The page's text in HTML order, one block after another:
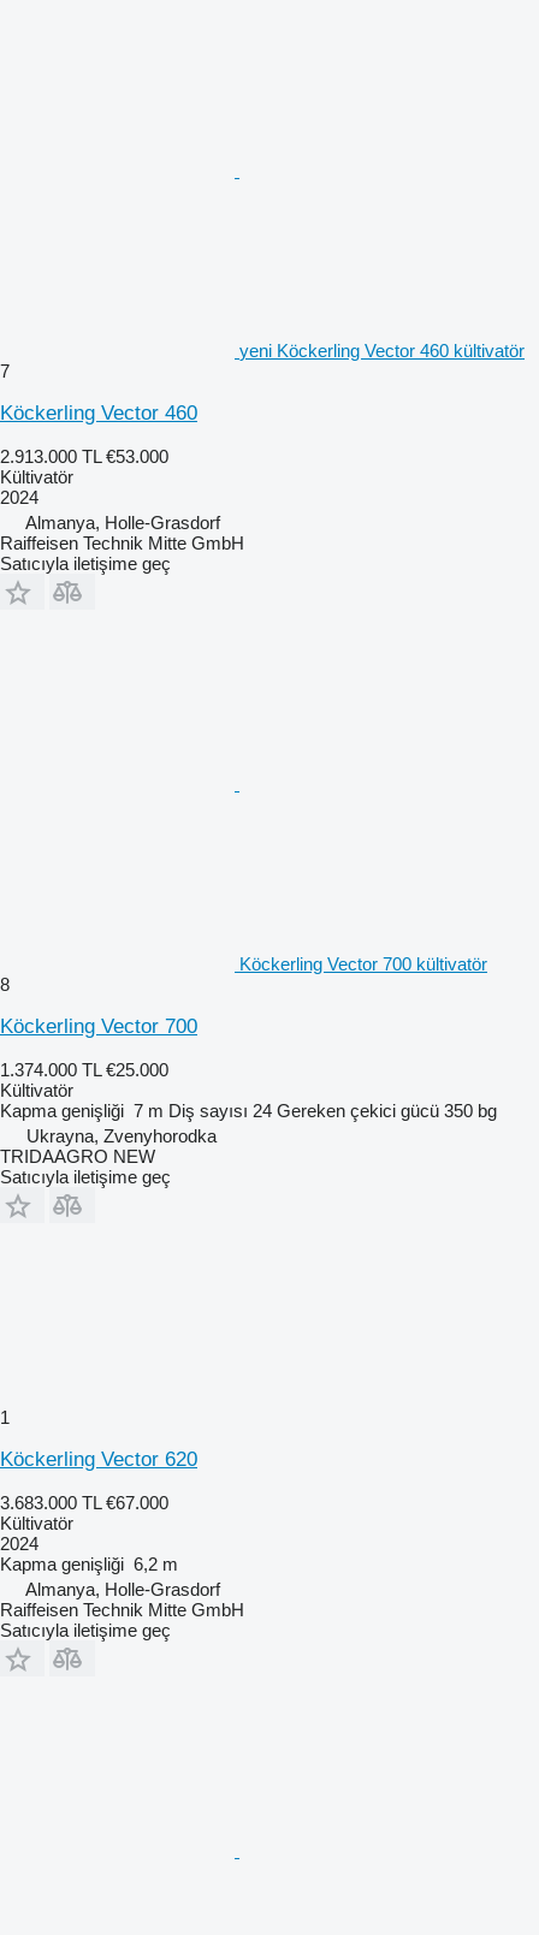
yeni Köckerling Vector 460 kültivatör
7
Köckerling Vector 460
2.913.000 TL €53.000
Kültivatör
2024
Almanya, Holle-Grasdorf
Raiffeisen Technik Mitte GmbH
Satıcıyla iletişime geç
Köckerling Vector 700 kültivatör
8
Köckerling Vector 700
1.374.000 TL €25.000
Kültivatör
Kapma genişliği 7 m Diş sayısı 24 Gereken çekici gücü 350 bg
Ukrayna, Zvenyhorodka
TRIDAAGRO NEW
Satıcıyla iletişime geç
1
Köckerling Vector 620
3.683.000 TL €67.000
Kültivatör
2024
Kapma genişliği 6,2 m
Almanya, Holle-Grasdorf
Raiffeisen Technik Mitte GmbH
Satıcıyla iletişime geç